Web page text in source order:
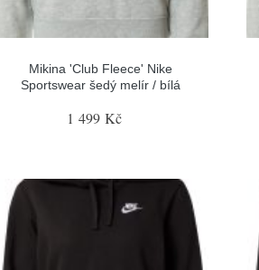
Mikina 'Club Fleece' Nike
Sportswear šedý melír / bílá
1 499 Kč